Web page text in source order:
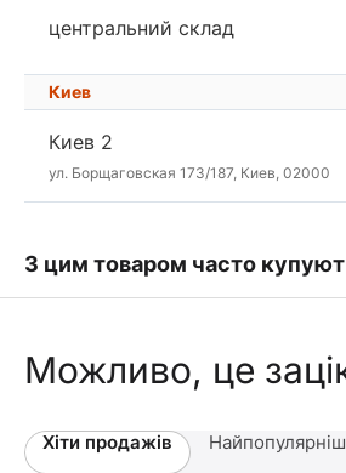
центральний склад
Киев
Киев 2
ул. Борщаговская 173/187, Киев, 02000
З цим товаром часто
Можливо, це
Хіти продажів